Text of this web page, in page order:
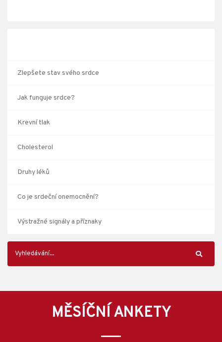
Zlepšete stav svého srdce
Jak funguje srdce?
Krevní tlak
Cholesterol
Druhy léků
Co je srdeční onemocnění?
Výstražné signály a příznaky
MĚSÍČNÍ ANKETY